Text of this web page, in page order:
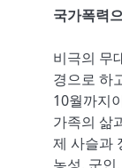
국가폭력
비극의 무
경으로 하
10월까지
가족의 삶
제 사슬과
농성, 군인